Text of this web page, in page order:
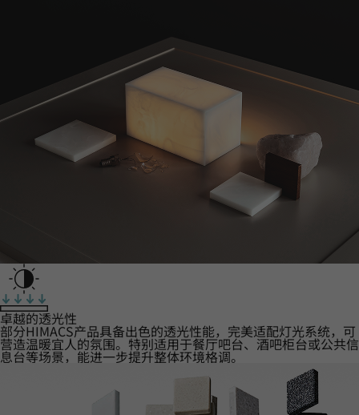
卓越的透光性
部分HIMACS产品具备出色的透光性能，完美适配灯光系统，可
营造温暖宜人的氛围。特别适用于餐厅吧台、酒吧柜台或公共信
息台等场景，能进一步提升整体环境格调。